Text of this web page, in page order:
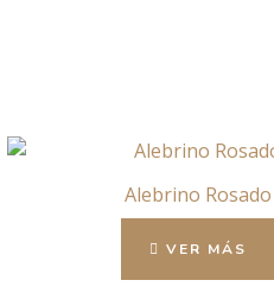
Alebrino Rosado
VER MÁS